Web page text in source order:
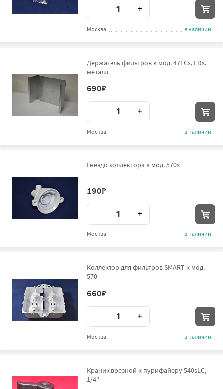
Количество
+
Москва в наличии
Держатель фильтров к мод. 47LCs, LDs,
металл
690₽
Количество
+
Москва в наличии
Гнездо коллектора к мод. 570s
190₽
Количество
+
Москва в наличии
Коллектор для фильтров SMART к мод.
570
660₽
+
Москва в наличии
Краник врезной к пурифайеру 540sLC,
1/4"